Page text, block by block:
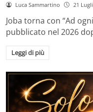
Luca Sammartino 21
Joba torna con “Ad
pubblicato nel 2026
Leggi di più